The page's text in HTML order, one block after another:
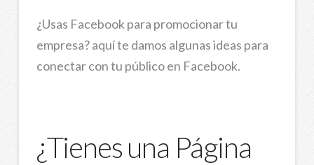
¿Usas Facebook para promocionar tu
empresa? aquí te damos algunas ideas para
conectar con tu público en Facebook.
¿Tienes una Página